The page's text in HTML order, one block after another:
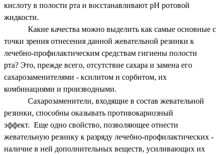
кислоту в полости рта и восстанавливают рН ротовой
жидкости.
Какие качества можно выделить как самые основные с
точки зрения отнесения данной жевательной резинки к
лечебно-профилактическим средствам гигиены полости
рта? Это, прежде всего, отсутствие сахара и замена его
сахарозаменителями - ксилитом и сорбитом, их
комбинациями и производными.
Сахарозаменители, входящие в состав жевательной
резинки, способны оказывать противокариозный
эффект. Еще одно свойство, позволяющее отнести
жевательную резинку к разряду лечебно-профилактических -
наличие в ней дополнительных веществ, усиливающих их